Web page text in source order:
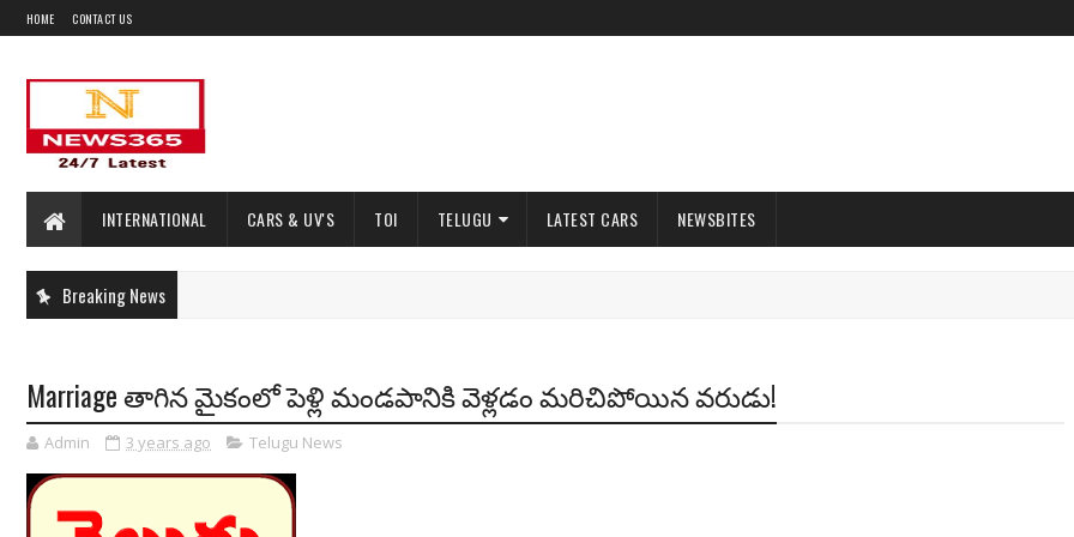
HOME CONTACT US
INTERNATIONAL CARS & UV'S TOI TELUGU LATEST CARS NEWSBITES
Breaking News
Marriage తాగిన మైకంలో పెళ్లి మండపానికి వెళ్లడం మరిచిపోయిన వరుడు!
Admin 3 years ago Telugu News